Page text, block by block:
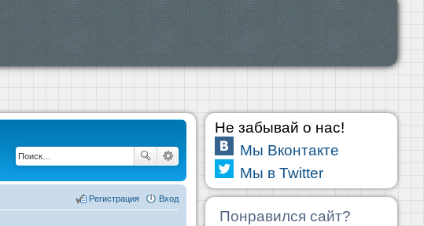
Вход
Регистрация
Не забывай о нас!
Мы Вконтакте
Мы в Twitter
Понравился сайт?